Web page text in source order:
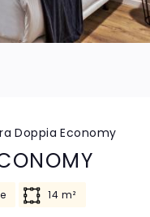
Doppia Economy
14 m²